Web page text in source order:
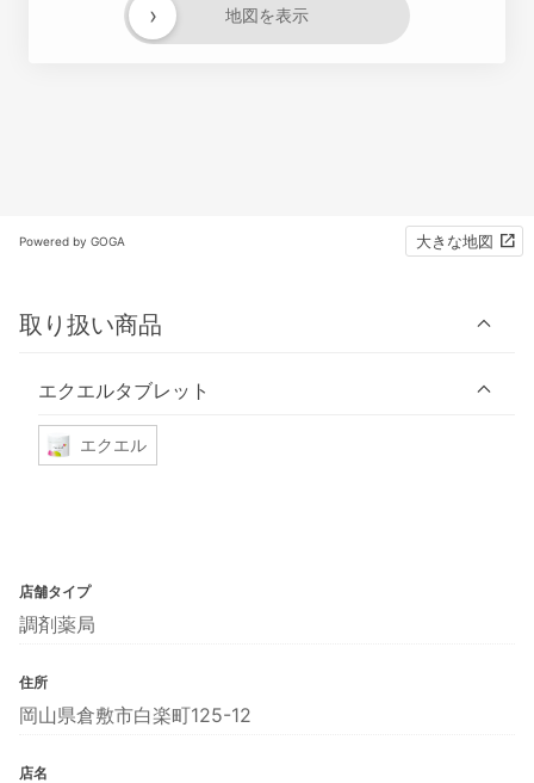
地図を表示
›
Powered by GOGA 大きな地図
取り扱い商品
エクエルタブレット
エクエル
店舗タイプ
調剤薬局
住所
岡山県倉敷市白楽町125-12
店名